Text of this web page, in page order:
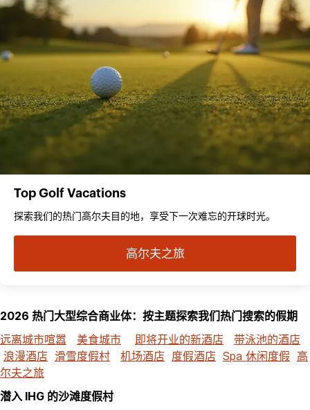
Top Golf Vacations
探索我们的热门高尔夫目的地，享受下一次难忘的开球时光。
高尔夫之旅
2026 热门大型综合商业体：按主题探索我们热门搜索的假期
远离城市喧嚣
美食城市 即将开业的新酒店
带泳池的酒店
浪漫酒店 滑雪度假村 机场酒店 度假酒店 Spa 休闲度假 高
尔夫之旅
潜入 IHG 的沙滩度假村